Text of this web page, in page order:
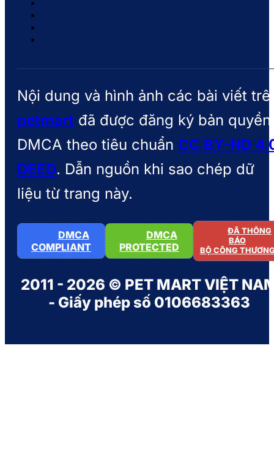
Nội dung và hình ảnh các bài viết
petmart đã được đăng ký bản quyền
DMCA theo tiêu chuẩn CC BY-ND
DEED. Dẫn nguồn khi sao chép dữ
liệu từ trang này.
DMCA
COMPLIANT
DMCA
PROTECTED
ĐÃ THÔNG
BÁO
BỘ CÔNG
2011 - 2026 © PET MART VIỆT
- Giấy phép số 0106683363